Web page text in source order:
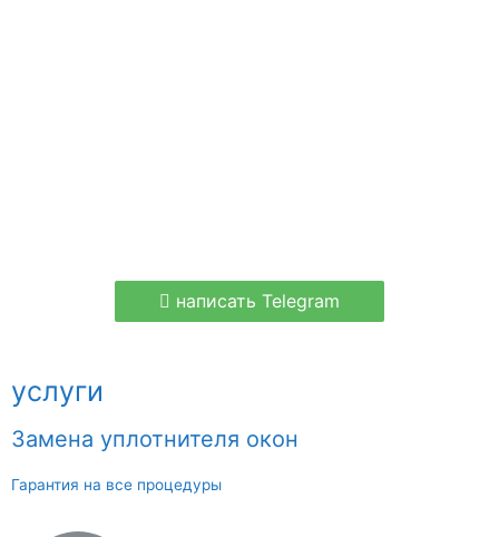
написать Telegram
услуги
Замена уплотнителя окон
Гарантия на все процедуры